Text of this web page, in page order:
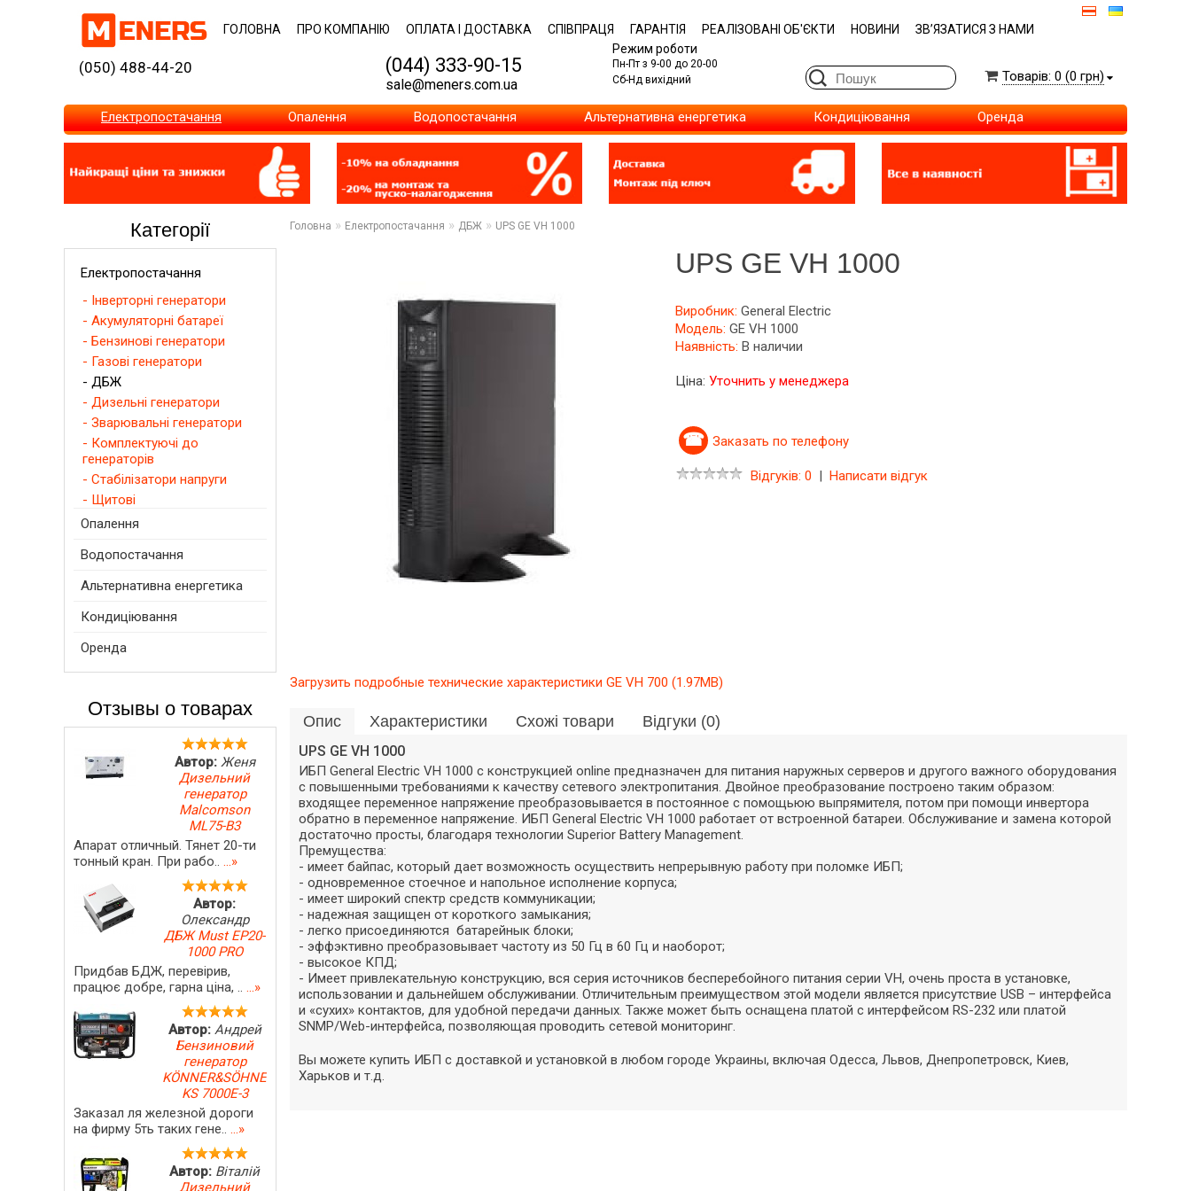
(050) 488-44-20 (044) 333-90-15
sale@meners.com.ua
Режим роботи
Пн-Пт з 9-00 до 20-00
Сб-Нд вихідний
Товарів: 0 (0 грн)
ГОЛОВНА ПРО КОМПАНІЮ ОПЛАТА І ДОСТАВКА СПІВПРАЦЯ ГАРАНТІЯ РЕАЛІЗОВАНІ ОБ'ЄКТИ НОВИНИ ЗВ’ЯЗАТИСЯ З НАМИ
Електропостачання Опалення Водопостачання Альтернативна енергетика Кондиціювання Оренда
Категорії
Електропостачання
- Інверторні генератори
- Акумуляторні батареї
- Бензинові генератори
- Газові генератори
- ДБЖ
- Дизельні генератори
- Зварювальні генератори
- Комплектуючі до
генераторів
- Стабілізатори напруги
- Щитові
Опалення
Водопостачання
Альтернативна енергетика
Кондиціювання
Оренда
Отзывы о товарах
Автор: Женя
Дизельний
генератор
Malcomson
ML75-B3
Апарат отличный. Тянет 20-ти
тонный кран. При рабо.. ...»
Автор:
Олександр
ДБЖ Must EP20-
1000 PRO
Придбав БДЖ, перевірив,
працює добре, гарна ціна, .. ...»
Автор: Андрей
Бензиновий
генератор
KÖNNER&SÖHNEN
KS 7000E-3
Заказал ля железной дороги
на фирму 5ть таких гене.. ...»
Автор: Віталій
Дизельний
Головна » Електропостачання » ДБЖ » UPS GE VH 1000
UPS GE VH 1000
Виробник: General Electric
Модель: GE VH 1000
Наявність: В наличии
Ціна: Уточнить у менеджера
Заказать по телефону
Відгуків: 0 Написати відгук
Загрузить подробные технические характеристики GE VH 700 (1.97MB)
Опис Характеристики Схожі товари Відгуки (0)
UPS GE VH 1000
ИБП General Electric VH 1000 с конструкцией online предназначен для питания наружных серверов и другого важного оборудования
с повышенными требованиями к качеству сетевого электропитания. Двойное преобразование построено таким образом:
входящее переменное напряжение преобразовывается в постоянное с помощьюю выпрямителя, потом при помощи инвертора
обратно в переменное напряжение. ИБП General Electric VH 1000 работает от встроенной батареи. Обслуживание и замена которой
достаточно просты, благодаря технологии Superior Battery Management.
Премущества:
- имеет байпас, который дает возможность осуществить непрерывную работу при поломке ИБП;
- одновременное стоечное и напольное исполнение корпуса;
- имеет широкий спектр средств коммуникации;
- надежная защищен от короткого замыкания;
- легко присоединяются батарейнык блоки;
- эффэктивно преобразовывает частоту из 50 Гц в 60 Гц и наоборот;
- высокое КПД;
- Имеет привлекательную конструкцию, вся серия источников бесперебойного питания серии VH, очень проста в установке,
использовании и дальнейшем обслуживании. Отличительным преимуществом этой модели является присутствие USB – интерфейса
и «сухих» контактов, для удобной передачи данных. Также может быть оснащена платой с интерфейсом RS-232 или платой
SNMP/Web-интерфейса, позволяющая проводить сетевой мониторинг.
Вы можете купить ИБП с доставкой и установкой в любом городе Украины, включая Одесса, Львов, Днепропетровск, Киев,
Харьков и т.д.